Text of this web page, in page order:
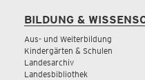
BILDUNG &
Aus- und Weiterbildung
Kindergärten & Schulen
Landesarchiv
Landesbibliothek